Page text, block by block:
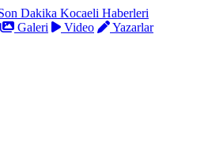
Galeri Video
Yazarlar